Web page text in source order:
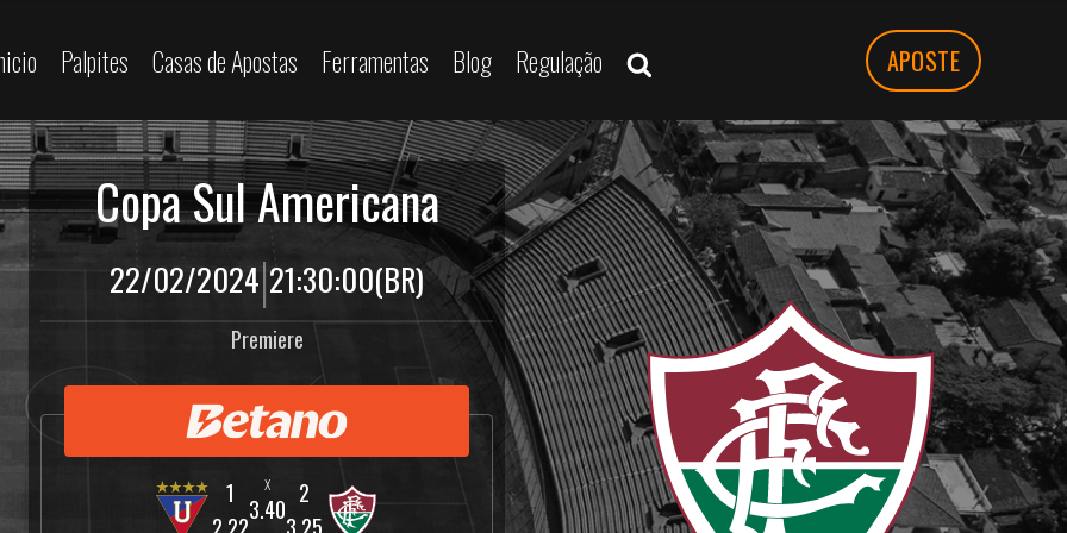
APOSTE
Palpites Casas de Apostas Ferramentas Blog Regulação
Copa Sul Americana
22/02/2024|21:30:00(BR)
Premiere
2.22
3.40
3.25